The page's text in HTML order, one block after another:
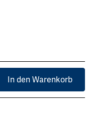
In den Warenkorb